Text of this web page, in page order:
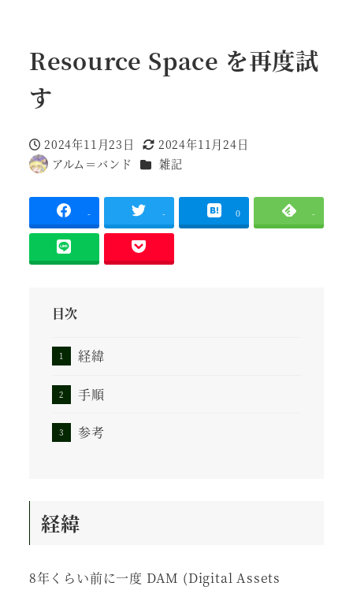
Resource Space を再度試
す
投稿日
2024年11月23日
更新日
2024年11月24日
著
アルム＝バンド カテゴリー
雑記
- - 0 -
目次
経緯
手順
参考
経緯
8年くらい前に一度 DAM (Digital Assets